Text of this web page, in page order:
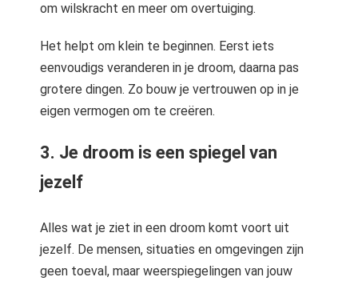
om wilskracht en meer om overtuiging.
Het helpt om klein te beginnen. Eerst iets
eenvoudigs veranderen in je droom, daarna pas
grotere dingen. Zo bouw je vertrouwen op in je
eigen vermogen om te creëren.
3. Je droom is een spiegel van
jezelf
Alles wat je ziet in een droom komt voort uit
jezelf. De mensen, situaties en omgevingen zijn
geen toeval, maar weerspiegelingen van jouw